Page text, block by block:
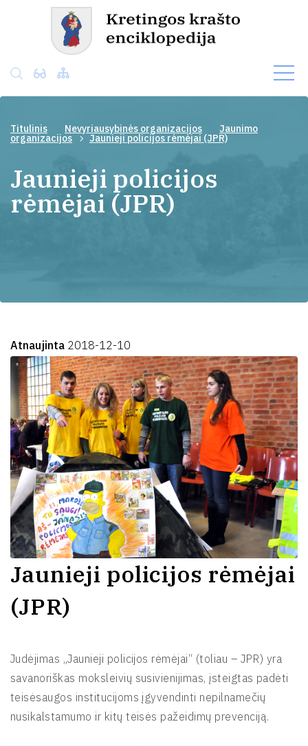
Titulinis Nevyriausybinės organizacijos Jaunimo
organizacijos Jaunieji policijos rėmėjai (JPR)
Jaunieji policijos
rėmėjai (JPR)
Atnaujinta 2018-12-10
Jaunieji policijos rėmėjai
(JPR)
Judėjimas „Jaunieji policijos rėmėjai“ (toliau – JPR) yra
savanoriškas moksleivių susivienijimas, įsteigtas padėti
teisėsaugos institucijoms įgyvendinti nepilnamečių
nusikalstamumo ir kitų teisės pažeidimų prevenciją.